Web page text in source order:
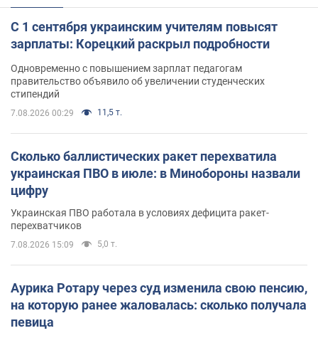
С 1 сентября украинским учителям повысят
зарплаты: Корецкий раскрыл подробности
Одновременно с повышением зарплат педагогам
правительство объявило об увеличении студенческих
стипендий
7.08.2026 00:29 11,5 т.
Сколько баллистических ракет перехватила
украинская ПВО в июле: в Минобороны назвали
цифру
Украинская ПВО работала в условиях дефицита ракет-
перехватчиков
7.08.2026 15:09 5,0 т.
Аурика Ротару через суд изменила свою пенсию,
на которую ранее жаловалась: сколько получала
певица